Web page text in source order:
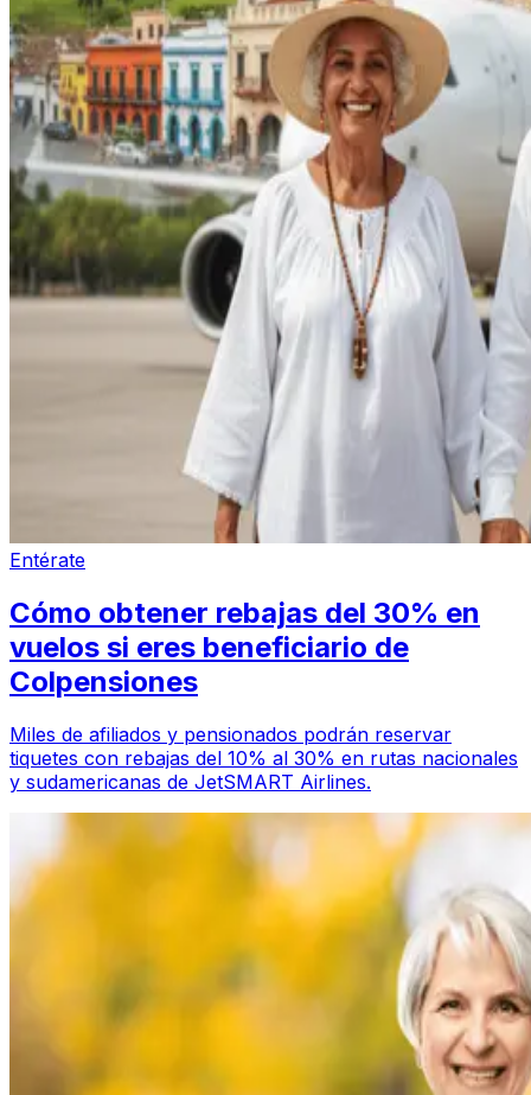
Entérate
Cómo obtener rebajas del 30% en
vuelos si eres beneficiario de
Colpensiones
Miles de afiliados y pensionados podrán reservar
tiquetes con rebajas del 10% al 30% en rutas nacionales
y sudamericanas de JetSMART Airlines.